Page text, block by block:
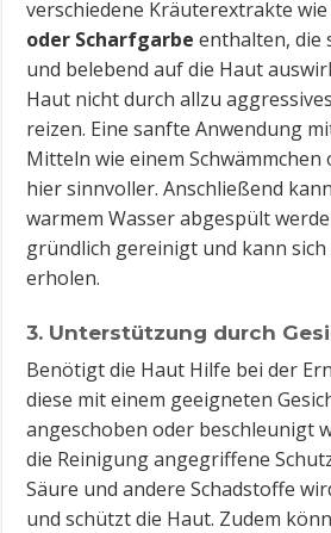
verschiedene Kräuterextrakte wie
oder Scharfgarbe enthalten, die
und belebend auf die Haut
Haut nicht durch allzu
reizen. Eine sanfte Anwendung
Mitteln wie einem
hier sinnvoller. Anschließend
warmem Wasser abgespült
gründlich gereinigt und kann
erholen.
3. Unterstützung durch
Benötigt die Haut Hilfe bei der
diese mit einem geeigneten
angeschoben oder beschleunigt
die Reinigung angegriffene
Säure und andere Schadstoffe
und schützt die Haut. Zudem